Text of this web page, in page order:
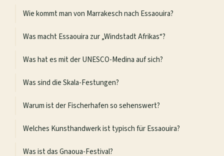
Wie kommt man von Marrakesch nach Essaouira?
Was macht Essaouira zur „Windstadt Afrikas“?
Was hat es mit der UNESCO-Medina auf sich?
Was sind die Skala-Festungen?
Warum ist der Fischerhafen so sehenswert?
Welches Kunsthandwerk ist typisch für Essaouira?
Was ist das Gnaoua-Festival?